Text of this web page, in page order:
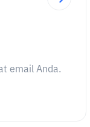
email Anda.